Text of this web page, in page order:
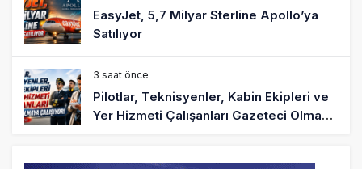
EasyJet, 5,7 Milyar Sterline Apollo’ya
Satılıyor
3 saat önce
Pilotlar, Teknisyenler, Kabin Ekipleri ve
Yer Hizmeti Çalışanları Gazeteci Olmaya